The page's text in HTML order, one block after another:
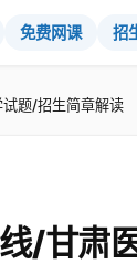
免费网课 招
题/招生简章解读
/甘肃